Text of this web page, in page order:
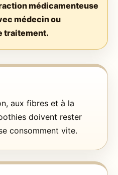
médicamenteuse
médecin ou
traitement.
aux fibres et à la
doivent rester
consomment vite.